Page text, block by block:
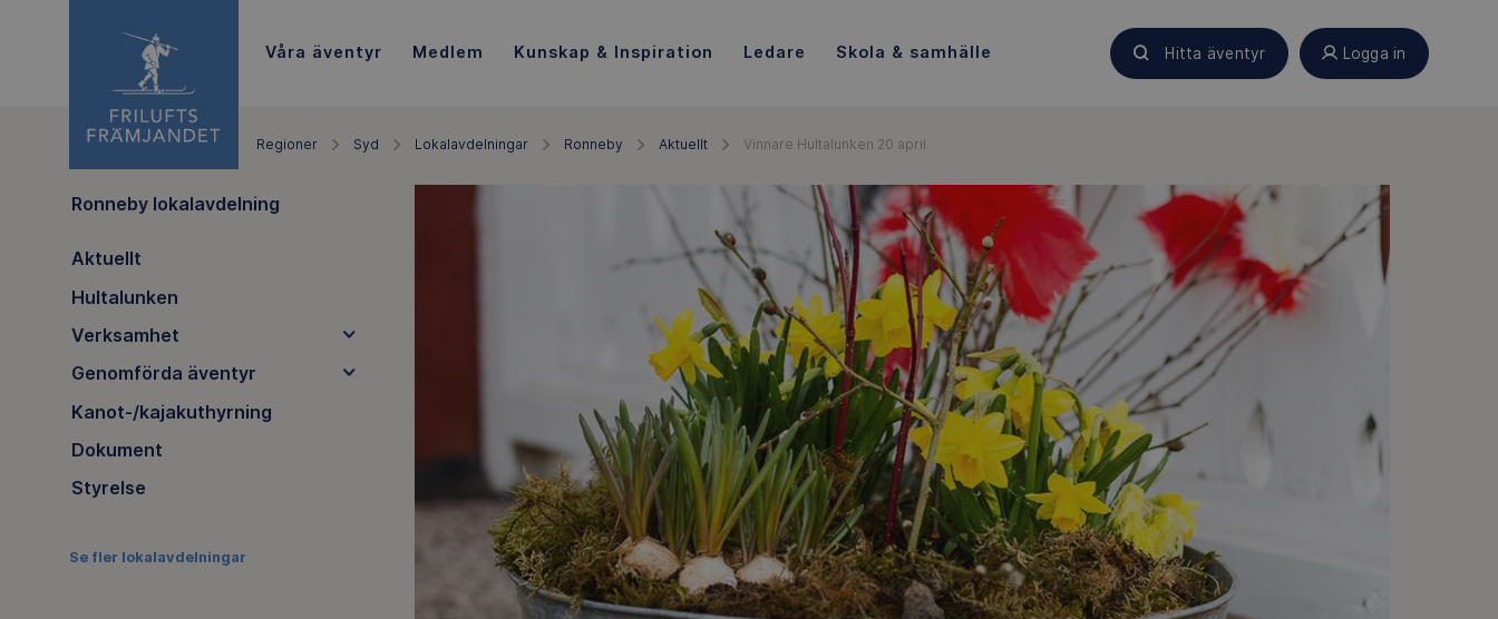
Våra äventyr Medlem Kunskap & Inspiration Ledare Skola & samhälle Hitta äventyr Logga in
Regioner Syd Lokalavdelningar Ronneby Aktuellt Vinnare Hultalunken 20 april
Ronneby lokalavdelning
Aktuellt
Hultalunken
Verksamhet
Genomförda äventyr
Kanot-/kajakuthyrning
Dokument
Styrelse
Se fler lokalavdelningar